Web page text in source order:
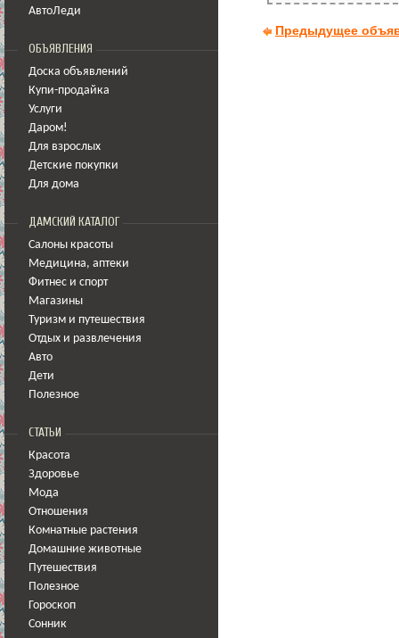
АвтоЛеди
ОБЪЯВЛЕНИЯ
Доска объявлений
Купи-продайка
Услуги
Даром!
Для взрослых
Детские покупки
Для дома
ДАМСКИЙ КАТАЛОГ
Салоны красоты
Медицина, аптеки
Фитнес и спорт
Магазины
Туризм и путешествия
Отдых и развлечения
Авто
Дети
Полезное
СТАТЬИ
Красота
Здоровье
Мода
Отношения
Комнатные растения
Домашние животные
Путешествия
Полезное
Гороскоп
Сонник
Предыдущее